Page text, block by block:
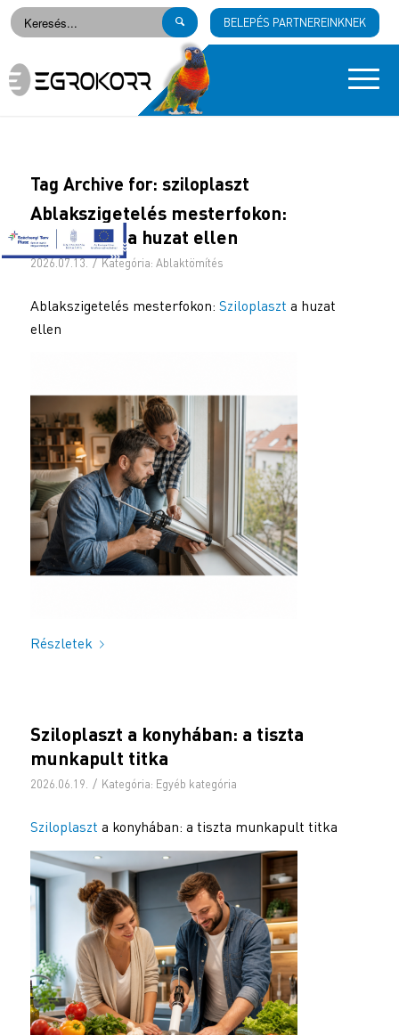
BELEPÉS PARTNEREINKNEK
Tag Archive for: sziloplaszt
Ablakszigetelés mesterfokon:
Sziloplaszt a huzat ellen
2026.07.13. / Kategória: Ablaktömítés
Ablakszigetelés mesterfokon: Sziloplaszt a huzat
ellen
Részletek
Sziloplaszt a konyhában: a tiszta
munkapult titka
2026.06.19. / Kategória: Egyéb kategória
Sziloplaszt a konyhában: a tiszta munkapult titka